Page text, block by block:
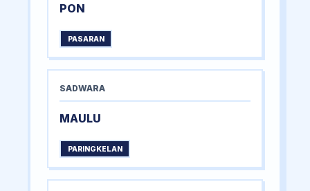
PON
PASARAN
SADWARA
MAULU
PARINGKELAN